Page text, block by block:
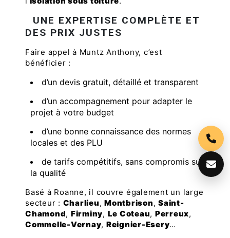
UNE EXPERTISE COMPLÈTE ET
DES PRIX JUSTES
Faire appel à Muntz Anthony, c’est
bénéficier :
d’un devis gratuit, détaillé et transparent
d’un accompagnement pour adapter le
projet à votre budget
d’une bonne connaissance des normes
locales et des PLU
de tarifs compétitifs, sans compromis sur
la qualité
Basé à Roanne, il couvre également un large
secteur : Charlieu, Montbrison, Saint-
Chamond, Firminy, Le Coteau, Perreux,
Commelle-Vernay, Reignier-Esery…